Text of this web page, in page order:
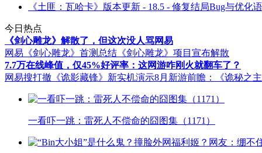
《土匪：瓦哈卡》版本更新 - 18.5 - 修复结局Bug与优化
今日热点
《剑心雕龙》解散了，但这次没人骂网易
网易《剑心雕龙》首测总结 《剑心雕龙》项目宣布解散
7.7万在线峰值，仅45%好评率：这网游咋刚火就翻车了？
网易搜打撤《诡影藏锋》新实机演示8月新游前瞻：《诡秘之
一看吓一跳：雷死人不偿命的囧图集（1171）